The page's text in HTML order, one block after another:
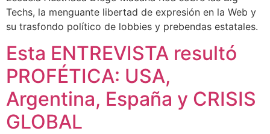
Techs, la menguante libertad de expresión en la Web y
su trasfondo político de lobbies y prebendas estatales.
Esta ENTREVISTA resultó
PROFÉTICA: USA,
Argentina, España y CRISIS
GLOBAL